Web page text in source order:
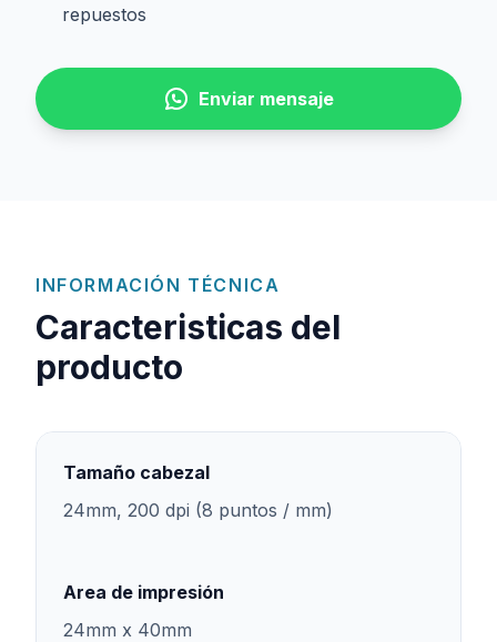
repuestos
Enviar mensaje
INFORMACIÓN TÉCNICA
Caracteristicas del
producto
Tamaño cabezal
24mm, 200 dpi (8 puntos / mm)
Area de impresión
24mm x 40mm